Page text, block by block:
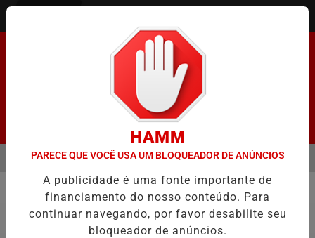
Pesquisar Notícia
FACILITA COOPTAÇÃO DO BANCO CENTRAL, DIZEM
EM ALTA
MENU
HAMM
PARECE QUE VOCÊ USA UM BLOQUEADOR DE ANÚNCIOS
A publicidade é uma fonte importante de
financiamento do nosso conteúdo. Para
continuar navegando, por favor desabilite seu
bloqueador de anúncios.